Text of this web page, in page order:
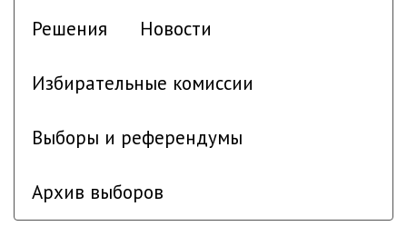
Решения Новости
Избирательные комиссии
Выборы и референдумы
Архив выборов